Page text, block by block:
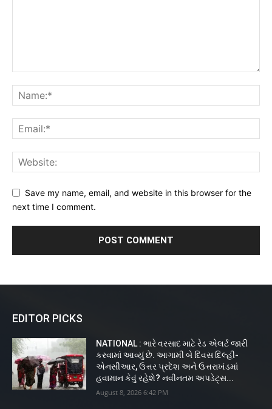
Save my name, email, and website in this browser for the
next time I comment.
EDITOR PICKS
NATIONAL : ભારે વરસાદ માટે રેડ એલર્ટ જારી
કરવામાં આવ્યું છે. આગામી બે દિવસ દિલ્હી-
એનસીઆર, ઉત્તર પ્રદેશ અને ઉત્તરાખંડમાં
હવામાન કેવું રહેશે? નવીનતમ અપડેટ્સ...
August 8, 2026 6:42 PM